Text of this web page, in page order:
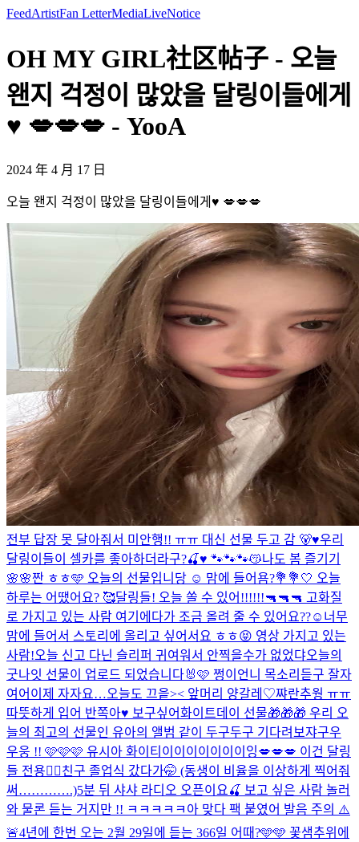
FeedArtistFan LetterMediaLiveNotice
OH MY GIRL社区帖子 - 오늘
왠지 걱정이 많았을 달링이들에게
♥️ 💋💋💋 - YooA
2024 年 4 月 17 日
오늘 왠지 걱정이 많았을 달링이들에게♥️ 💋💋💋
전부 답장 못 달아줘서 미안행!! ㅠㅠ 대신 선물 두고 감 🐻♥️우리
달링이들이 셀카를 좋아하더라구?🍒♥️ 🐾🐾🐾😽나도 봄 즐기기
🌸🌸짠 ㅎㅎ🩵 오늘의 선물입니당 ☺️ 맘에 들어욤?💐 💐🤍 오늘
하루는 어땠어요? 🥰달링들! 오늘 쏠 수 있어!!!!!!🔫🔫🔫 고화질
로 가지고 있는 사람 여기에다가 조금 올려 줄 수 있어요??☺️너무
맘에 들어서 스토리에 올리고 싶어서요 ㅎㅎ😝 영상 가지고 있는
사람!오늘 신고 다닌 슬리퍼 귀여워서 안찍을수가 없었댜오늘의
굿나잇 선물이 업로드 되었습니다🐰🩷 쩡이언니 목소리듣구 잘자
여어 이제 자자요…오늘도 끄읕>< 앞머리 양갈레♡쨔란추웡 ㅠㅠ
따뜻하게 입어 반쪽아♥️ 보구싶어화이트데이 선물🎁🎁🎁 우리 오
늘의 최고의 선물인 유아의 앨범 같이 두구두구 기다려보쟈구우
우웅 !! 🩷🩷🩷 유시아 화이티이이이이이이이잉💋💋💋 이건 달링
들 전용❤️‍🔥친구 졸업식 갔다가🤭 (동생이 비율을 이상하게 찍어줘
써………….)5분 뒤 샤샤 라디오 오픈이요🍒 보고 싶은 사람 놀러
와 물론 듣는 거지만 !! ㅋㅋㅋㅋㅋ아 맞다 팩 붙였어 발음 주의 ⚠️
🚨4년에 한번 오는 2월 29일에 듣는 366일 어때?🩵🩵 꽃샘추위에